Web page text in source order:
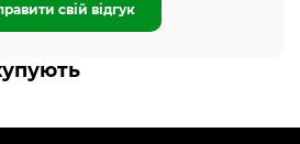
свій відгук